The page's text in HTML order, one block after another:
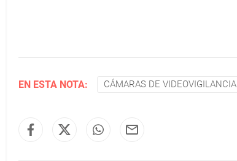
EN ESTA NOTA: CÁMARAS DE VIDEOVIGILANCIA